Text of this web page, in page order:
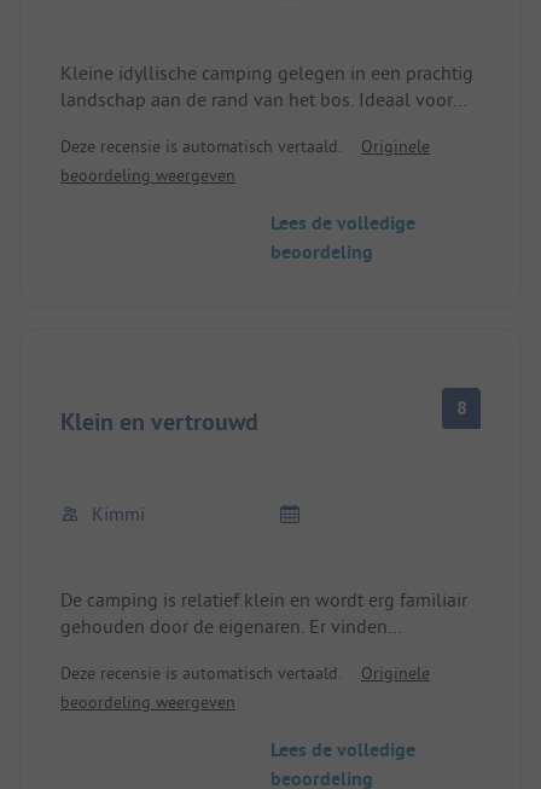
Kleine idyllische camping gelegen in een prachtig
landschap aan de rand van het bos. Ideaal voor
sanitair is eenvoudig maar schoon.
Deze recensie is automatisch vertaald.
Originele
beoordeling weergeven
Lees de volledige
beoordeling
Klein en vertrouwd 8
Kimmi
De camping is relatief klein en wordt erg familiair
gehouden door de eigenaren. Er vinden
zijn niet storend voor niet-bezoekers van de
evenementen. Een keer per week komt er een
worden besteld bij de truck en duurt even. De
Deze recensie is automatisch vertaald.
Originele
beoordeling weergeven
Lees de volledige
beoordeling